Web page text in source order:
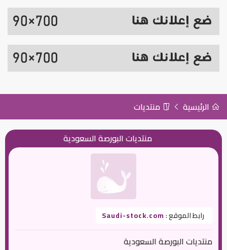
الرئيسية منتديات
منتديات البورصة السعودية
رابط الموقع :Saudi-stock.com
منتديات البورصة السعودية